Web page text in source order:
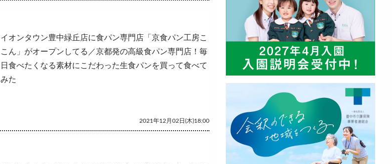
イオンタウン豊中緑丘店に食パン専門店「京食パン工房こ
こん」がオープンしてる／京都発の高級食パン専門店！毎
日食べたくなる素材にこだわった生食パンを買って食べて
みた
2021年12月02日(木)18:00